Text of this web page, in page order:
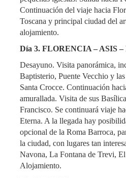
Continuación del viaje hacia
Toscana y principal ciudad del
alojamiento.
Día 3. FLORENCIA – ASIS
Desayuno. Visita panorámica,
Baptisterio, Puente Vecchio y
Santa Crocce. Continuación
amurallada. Visita de sus
Francisco. Se continuará viaje
Eterna. A la llegada hay
opcional de la Roma Barroca,
la ciudad, con lugares tan
Navona, La Fontana de Trevi, El
Alojamiento.